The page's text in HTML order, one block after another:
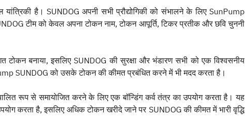
है। SUNDOG अपनी सभी प्रौद्योगिकी को संभालने के लिए SunPump
टीम को केवल अपना टोकन नाम, टोकन आपूर्ति, टिकर प्रतीक और छवि चुननी
बनाया, इसलिए SUNDOG की सुरक्षा और भंडारण सभी को एक विश्वसनीय
SUNDOG को उसके टोकन की कीमत प्रबंधित करने में भी मदद करता है।
रूप से समायोजित करने के लिए एक बॉन्डिंग कर्व तंत्र का उपयोग करता है। यह
करता है, इसलिए अधिक टोकन खरीदे जाने पर SUNDOG की कीमत में भारी वृद्धि